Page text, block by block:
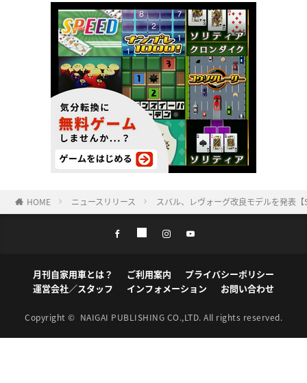
HOME ニュースリリース スバル、レヴォーグ改良モデルを発表
月刊自家用車とは？ ご利用案内
プライバシーポリシー
運営会社／スタッフ
インフォメーション お問い合わせ
Copyright © NAIGAI PUBLISHING CO.,LTD. All rights reserved.